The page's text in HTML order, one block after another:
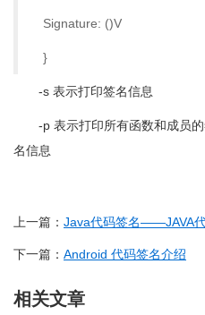
Signature: ()V
}
-s 表示打印签名信息
-p 表示打印所有函数和成员
名信息
上一篇： Java代码签名——JAVA
下一篇： Android 代码签名介绍
相关文章